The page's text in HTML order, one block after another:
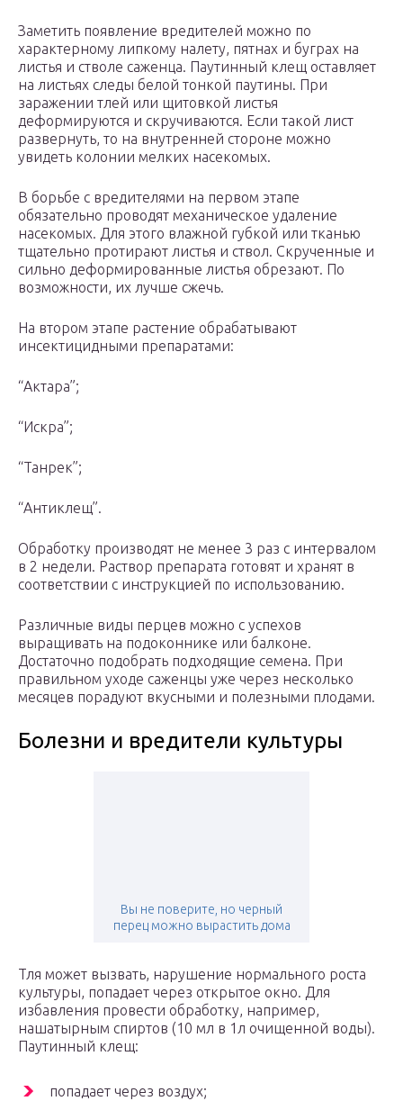
Заметить появление вредителей можно по
характерному липкому налету, пятнах и буграх на
листья и стволе саженца. Паутинный клещ оставляет
на листьях следы белой тонкой паутины. При
заражении тлей или щитовкой листья
деформируются и скручиваются. Если такой лист
развернуть, то на внутренней стороне можно
увидеть колонии мелких насекомых.
В борьбе с вредителями на первом этапе
обязательно проводят механическое удаление
насекомых. Для этого влажной губкой или тканью
тщательно протирают листья и ствол. Скрученные и
сильно деформированные листья обрезают. По
возможности, их лучше сжечь.
На втором этапе растение обрабатывают
инсектицидными препаратами:
“Актара”;
“Искра”;
“Танрек”;
“Антиклещ”.
Обработку производят не менее 3 раз с интервалом
в 2 недели. Раствор препарата готовят и хранят в
соответствии с инструкцией по использованию.
Различные виды перцев можно с успехов
выращивать на подоконнике или балконе.
Достаточно подобрать подходящие семена. При
правильном уходе саженцы уже через несколько
месяцев порадуют вкусными и полезными плодами.
Болезни и вредители культуры
Вы не поверите, но черный
перец можно вырастить дома
Тля может вызвать, нарушение нормального роста
культуры, попадает через открытое окно. Для
избавления провести обработку, например,
нашатырным спиртов (10 мл в 1л очищенной воды).
Паутинный клещ:
попадает через воздух;